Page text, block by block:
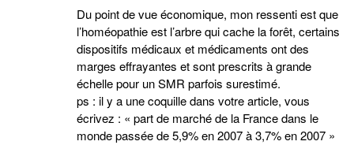
Du point de vue économique, mon ressenti est que
l’homéopathie est l’arbre qui cache la forêt, certains
dispositifs médicaux et médicaments ont des
marges effrayantes et sont prescrits à grande
échelle pour un SMR parfois surestimé.
ps : il y a une coquille dans votre article, vous
écrivez : « part de marché de la France dans le
monde passée de 5,9% en 2007 à 3,7% en 2007 »